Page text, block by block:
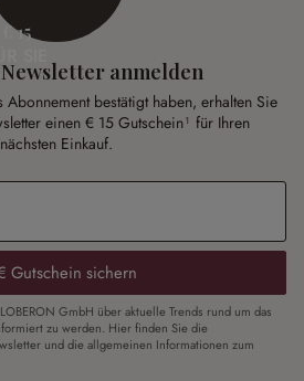
€ 15
anmelden
bestätigt haben, erhalten Sie
einen € 15 Gutschein¹ für Ihren
nächsten Einkauf.
Gutschein sichern
GmbH über aktuelle Trends rund um das
zu werden. Hier finden Sie die
und die allgemeinen Informationen zum